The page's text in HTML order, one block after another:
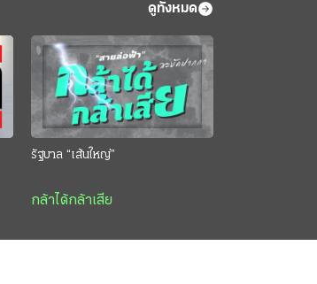
ดูทั้งหมด
รัฐบาล “เส้นใหญ่”
กล้าได้กล้าเสีย